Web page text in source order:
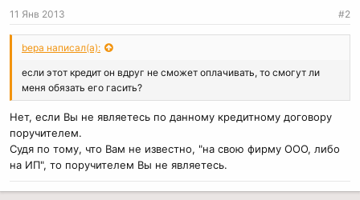
11 Янв 2013 #2
bepa написал(а):
если этот кредит он вдруг не сможет оплачивать, то смогут ли
меня обязать его гасить?
Нет, если Вы не являетесь по данному кредитному договору
поручителем.
Судя по тому, что Вам не известно, "на свою фирму ООО, либо
на ИП", то поручителем Вы не являетесь.